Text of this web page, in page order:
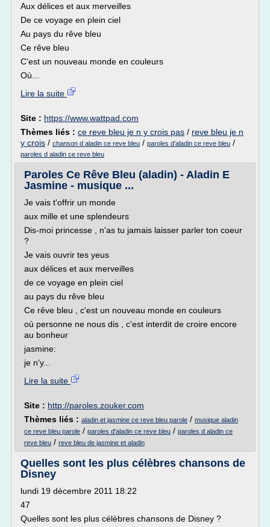
Aux délices et aux merveilles
De ce voyage en plein ciel
Au pays du rêve bleu
Ce rêve bleu
C'est un nouveau monde en couleurs
Où...
Lire la suite
Site : https://www.wattpad.com
Thèmes liés : ce reve bleu je n y crois pas / reve bleu je n
y crois / chanson d aladin ce reve bleu / paroles d'aladin ce reve bleu /
paroles d aladin ce reve bleu
Paroles Ce Rêve Bleu (aladin) - Aladin E
Jasmine - musique ...
Je vais t'offrir un monde
aux mille et une splendeurs
Dis-moi princesse , n'as tu jamais laisser parler ton coeur
?
Je vais ouvrir tes yeus
aux délices et aux merveilles
de ce voyage en plein ciel
au pays du rêve bleu
Ce rêve bleu , c'est un nouveau monde en couleurs
où personne ne nous dis , c'est interdit de croire encore
au bonheur
jasmine:
je n'y...
Lire la suite
Site : http://paroles.zouker.com
Thèmes liés : aladin et jasmine ce reve bleu parole / musique aladin
ce reve bleu parole / paroles d'aladin ce reve bleu / paroles d aladin ce
reve bleu / reve bleu de jasmine et aladin
Quelles sont les plus célèbres chansons de
Disney
lundi 19 décembre 2011 18:22
47
Quelles sont les plus célèbres chansons de Disney ?